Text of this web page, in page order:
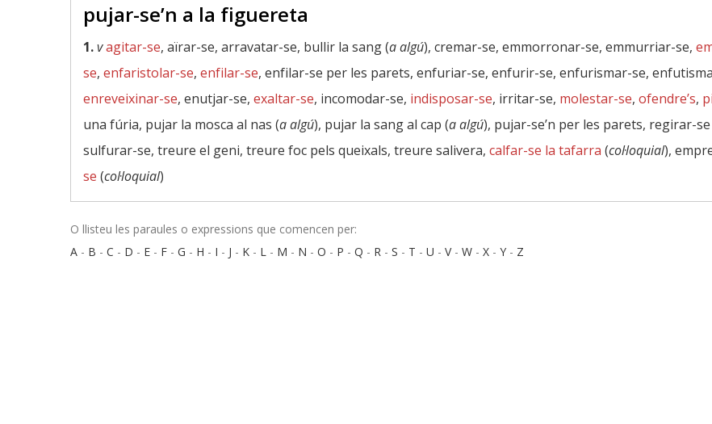
pujar-se’n a la figuereta
1.vagitar-se, aïrar-se, arravatar-se, bullir la sang (a algú), cremar-se, emmorronar-se, emmurriar-se,
se, enfaristolar-se, enfilar-se, enfilar-se per les parets, enfuriar-se, enfurir-se, enfurismar-se,
enreveixinar-se, enutjar-se, exaltar-se, incomodar-se, indisposar-se, irritar-se, molestar-se, ofendre’s,
una fúria, pujar la mosca al nas (a algú), pujar la sang al cap (a algú), pujar-se’n per les parets, regirar-
sulfurar-se, treure el geni, treure foc pels queixals, treure salivera, calfar-se la tafarra (col·loquial),
se (col·loquial)
O llisteu les paraules o expressions que comencen per:
A - B - C - D - E - F - G - H - I - J - K - L - M - N - O - P - Q - R - S - T - U - V- W - X - Y - Z